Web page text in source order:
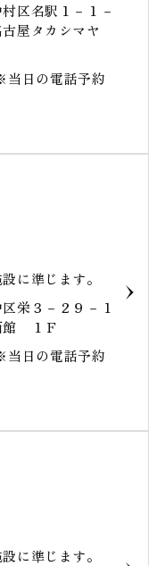
区名駅１－１－
屋タカシマヤ
日の電話予約
に準じます｡
栄３－２９－１
館 １Ｆ
日の電話予約
に準じます｡